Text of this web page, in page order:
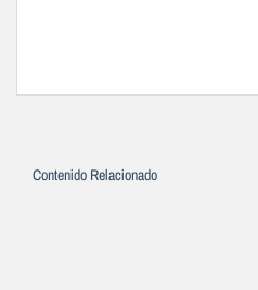
Contenido Relacionado